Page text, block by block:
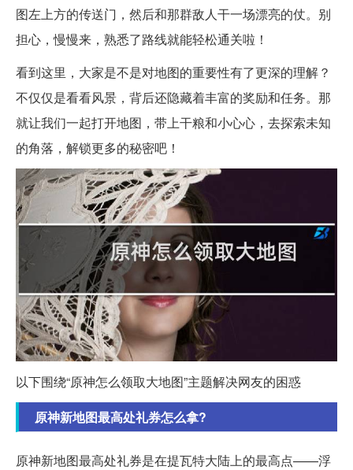
图左上方的传送门，然后和那群敌人干一场漂亮的仗。别
担心，慢慢来，熟悉了路线就能轻松通关啦！
看到这里，大家是不是对地图的重要性有了更深的理解？
不仅仅是看看风景，背后还隐藏着丰富的奖励和任务。那
就让我们一起打开地图，带上干粮和小心心，去探索未知
的角落，解锁更多的秘密吧！
以下围绕“原神怎么领取大地图”主题解决网友的困惑
原神新地图最高处礼券怎么拿?
原神新地图最高处礼券是在提瓦特大陆上的最高点——浮